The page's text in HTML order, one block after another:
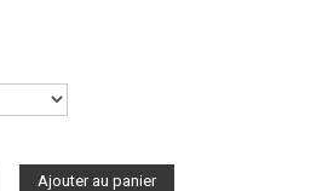
Ajouter au panier